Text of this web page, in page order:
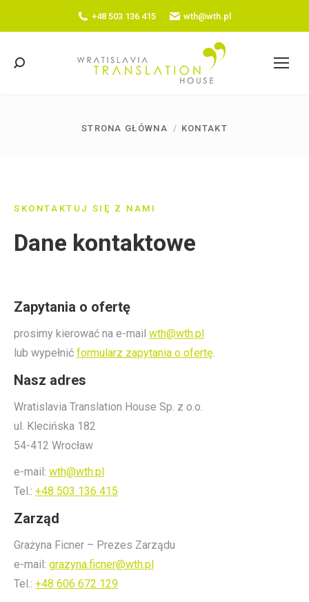
+48 503 136 415 wth@wth.pl
Szukaj:
Jesteś tutaj:
STRONA GŁÓWNA KONTAKT
SKONTAKTUJ SIĘ Z NAMI
Dane kontaktowe
Zapytania o ofertę
prosimy kierować na e-mail wth@wth.pl
lub wypełnić formularz zapytania o ofertę.
Nasz adres
Wratislavia Translation House Sp. z o.o.
ul. Klecińska 182
54-412 Wrocław
e-mail: wth@wth.pl
Tel.: +48 503 136 415
Zarząd
Grażyna Ficner – Prezes Zarządu
e-mail: grazyna.ficner@wth.pl
Tel.: +48 606 672 129